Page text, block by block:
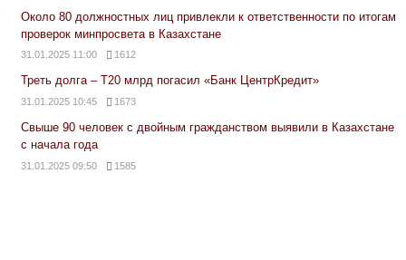
Около 80 должностных лиц привлекли к ответственности по итогам
проверок минпросвета в Казахстане
31.01.2025 11:00 1612
Треть долга – Т20 млрд погасил «Банк ЦентрКредит»
31.01.2025 10:45 1673
Свыше 90 человек с двойным гражданством выявили в Казахстане
с начала года
31.01.2025 09:50 1585